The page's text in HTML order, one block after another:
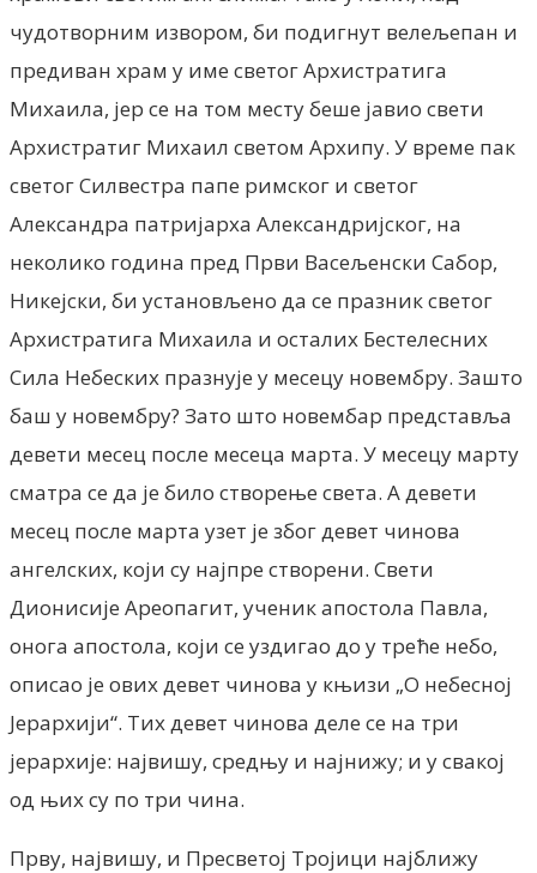
чудотворним извором, би подигнут велељепан и
предиван храм у име светог Архистратига
Михаила, јер се на том месту беше јавио свети
Архистратиг Михаил светом Архипу. У време пак
светог Силвестра папе римског и светог
Александра патријарха Александријског, на
неколико година пред Први Васељенски Сабор,
Никејски, би установљено да се празник светог
Архистратига Михаила и осталих Бестелесних
Сила Небеских празнује у месецу новембру. Зашто
баш у новембру? Зато што новембар представља
девети месец после месеца марта. У месецу марту
сматра се да је било створење света. А девети
месец после марта узет је због девет чинова
ангелских, који су најпре створени. Свети
Дионисије Ареопагит, ученик апостола Павла,
онога апостола, који се уздигао до у треће небо,
описао је ових девет чинова у књизи „О небесној
Јерархији“. Тих девет чинова деле се на три
јерархије: највишу, средњу и најнижу; и у свакој
од њих су по три чина.
Прву, највишу, и Пресветој Тројици најближу